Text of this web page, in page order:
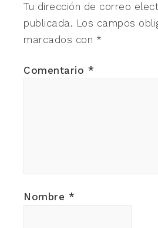
Tu dirección de correo
publicada. Los campos
marcados con *
Comentario *
Nombre *